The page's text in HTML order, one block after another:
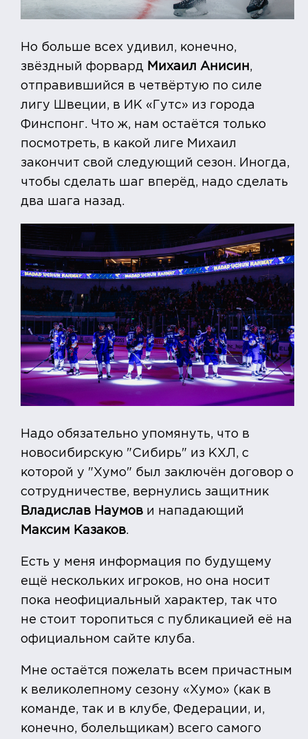
Но больше всех удивил, конечно,
звёздный форвард Михаил Анисин,
отправившийся в четвёртую по силе
лигу Швеции, в ИК «Гутс» из города
Финспонг. Что ж, нам остаётся только
посмотреть, в какой лиге Михаил
закончит свой следующий сезон. Иногда,
чтобы сделать шаг вперёд, надо сделать
два шага назад.
Надо обязательно упомянуть, что в
новосибирскую "Сибирь" из КХЛ, с
которой у "Хумо" был заключён договор о
сотрудничестве, вернулись защитник
Владислав Наумов и нападающий
Максим Казаков.
Есть у меня информация по будущему
ещё нескольких игроков, но она носит
пока неофициальный характер, так что
не стоит торопиться с публикацией её на
официальном сайте клуба.
Мне остаётся пожелать всем причастным
к великолепному сезону «Хумо» (как в
команде, так и в клубе, Федерации, и,
конечно, болельщикам) всего самого